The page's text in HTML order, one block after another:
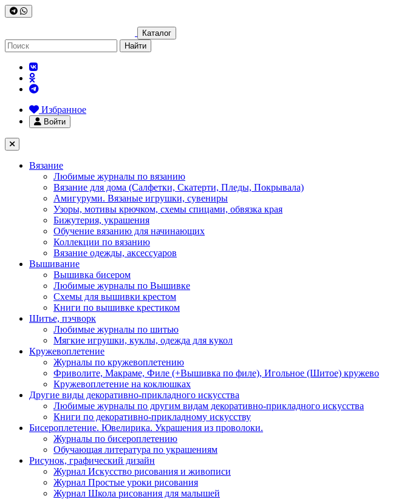
Каталог
Найти
Избранное
Войти
Вязание
Любимые журналы по вязанию
Вязание для дома (Салфетки, Скатерти, Пледы, Покрывала)
Амигуруми. Вязаные игрушки, сувениры
Узоры, мотивы крючком, схемы спицами, обвязка края
Бижутерия, украшения
Обучение вязанию для начинающих
Коллекции по вязанию
Вязание одежды, аксессуаров
Вышивание
Вышивка бисером
Любимые журналы по Вышивке
Схемы для вышивки крестом
Книги по вышивке крестиком
Шитье, пэчворк
Любимые журналы по шитью
Мягкие игрушки, куклы, одежда для кукол
Кружевоплетение
Журналы по кружевоплетению
Фриволите, Макраме, Филе (+Вышивка по филе), Игольное (Шитое) кружево
Кружевоплетение на коклюшках
Другие виды декоративно-прикладного искусства
Любимые журналы по другим видам декоративно-прикладного искусства
Книги по декоративно-прикладному искусству
Бисероплетение. Ювелирика. Украшения из проволоки.
Журналы по бисероплетению
Обучающая литература по украшениям
Рисунок, графический дизайн
Журнал Искусство рисования и живописи
Журнал Простые уроки рисования
Журнал Школа рисования для малышей